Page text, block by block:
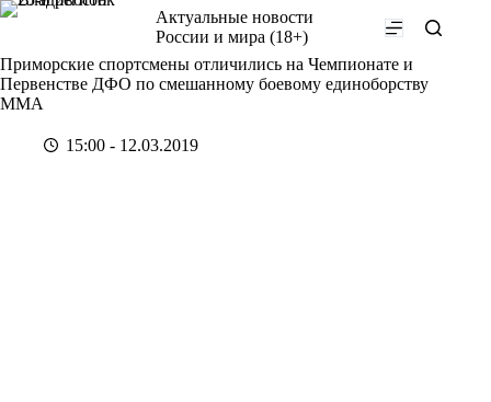
Перейти
Актуальные новости
России и мира (18+)
Приморские спортсмены отличились на Чемпионате и
Первенстве ДФО по смешанному боевому единоборству
ММА
15:00 - 12.03.2019